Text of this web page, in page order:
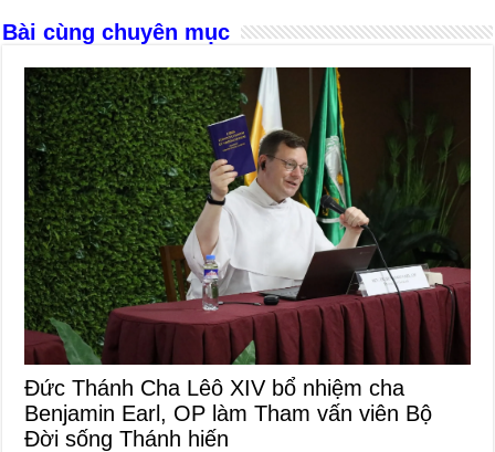
o
k
er p
Bài cùng chuyên mục
Đức Thánh Cha Lêô XIV bổ nhiệm cha
Benjamin Earl, OP làm Tham vấn viên Bộ
Đời sống Thánh hiến